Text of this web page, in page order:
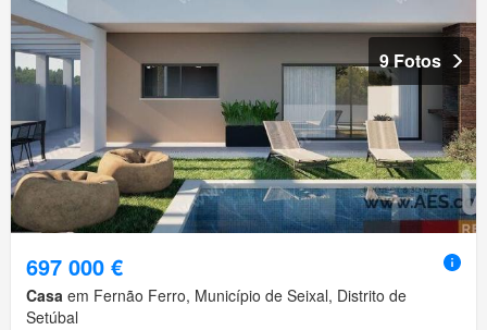
9 Fotos
697 000 €
Casa em Fernão Ferro, Município de Seixal, Distrito de
Setúbal